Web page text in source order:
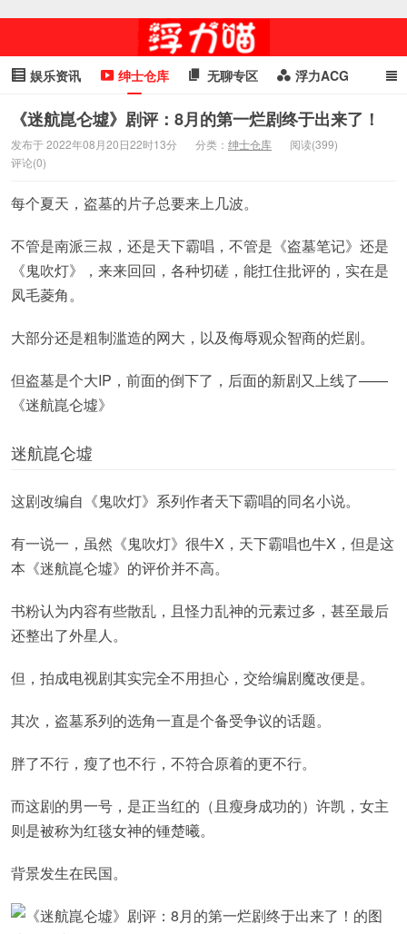
娱乐资讯 绅士仓库 无聊专区 浮力ACG
浮力GIF 明星头条 浮力资讯 头条女神 萌妹专区
cosplay
《迷航崑仑墟》剧评：8月的第一烂剧终于出来了！
发布于 2022年08月20日22时13分 分类： 绅士仓库
阅读(399)
评论(0)
每个夏天，盗墓的片子总要来上几波。
不管是南派三叔，还是天下霸唱，不管是《盗墓笔记》还是
《鬼吹灯》，来来回回，各种切磋，能扛住批评的，实在是
凤毛菱角。
大部分还是粗制滥造的网大，以及侮辱观众智商的烂剧。
但盗墓是个大IP，前面的倒下了，后面的新剧又上线了——
《迷航崑仑墟》
迷航崑仑墟
这剧改编自《鬼吹灯》系列作者天下霸唱的同名小说。
有一说一，虽然《鬼吹灯》很牛X，天下霸唱也牛X，但是这
本《迷航崑仑墟》的评价并不高。
书粉认为内容有些散乱，且怪力乱神的元素过多，甚至最后
还整出了外星人。
但，拍成电视剧其实完全不用担心，交给编剧魔改便是。
其次，盗墓系列的选角一直是个备受争议的话题。
胖了不行，瘦了也不行，不符合原着的更不行。
而这剧的男一号，是正当红的（且瘦身成功的）许凯，女主
则是被称为红毯女神的锺楚曦。
背景发生在民国。